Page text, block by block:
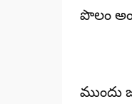
పొలం
ముందు